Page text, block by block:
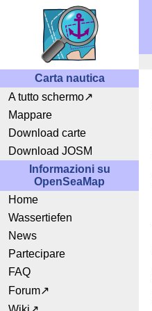
Carta nautica
A tutto schermo
Mappare
Download carte
Download JOSM
Informazioni su
OpenSeaMap
Home
Wassertiefen
News
Partecipare
FAQ
Forum